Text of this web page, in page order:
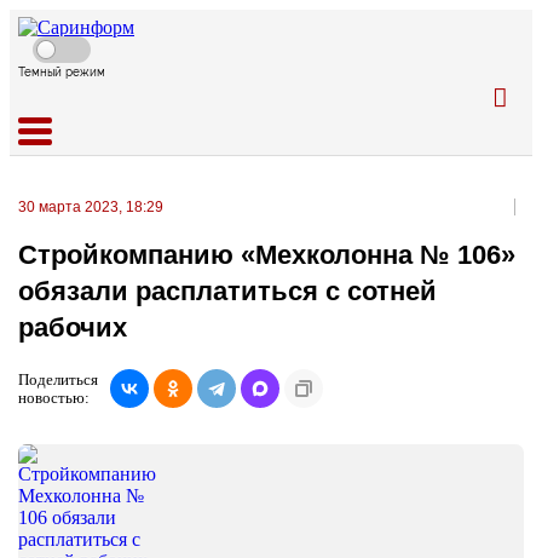
Темный режим
30 марта 2023, 18:29
Стройкомпанию «Мехколонна № 106»
обязали расплатиться с сотней
рабочих
Поделиться
новостью: